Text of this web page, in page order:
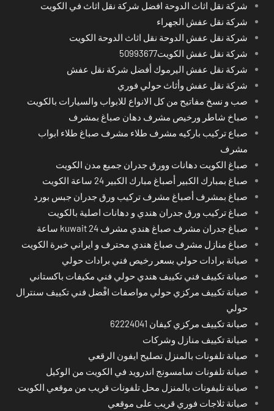
شركة نقل اثاث الدوحة افضل شركة نقل اثاث في الكويت
شركة نقل عفش الجهراء
شركة نقل عفش الدوحة نقل اثاث الدوحة الكويت
شركة نقل عفش الكويت50993677
شركة نقل عفش اليرموك أفضل شركة نقل عفش
شركة نقل عفش وأثاث حولي فوري
صب و نسخ مفاتيح من كل الانواع للابواب والسيارات بالكويت
صباخ شاطر ورخيص مشرف دهان صباغ بمشرف
صباع تركيب باركيه مشرف طلاء مشرف صباغ طلاء ابواب
مشرف
صباغ الكويت دهانات وورق جدران جميع مدن الكويت
صباغ بمبارك الكبير أصباغ مبارك الكبير 24 ساعة الكويت
صباغ بمشرف أصباغ مشرف تركيب ورق جدران جبس بورد
صباغ تركيب ورق جدران هندي و دهانات اصلية بالكويت
صباغ جدران مشرف صباغ هندي مشرف kuwait 24 ساعة
صباغ منازل مشرف صباغ هندي محترف و ايراني خبرة الكويت
صيانة برادات حولي بسعر رخيص فني برادات حولي
صيانة تكييف فني تكييف هندي حولي فني مكيفات باكستاني
صيانة تكييف مركزي حولي مواصفات افْضل فني تكييف سنترال
حولي
صيانة تكييف مركزي كيفان 62224041
صيانة تكييف منازل وشركات
صيانة تلفونات بالمنزل تصليح ايفون الرقعي
صيانة تلفونات سامسونج اندرويد في الكويت من الوكيل
صيانة تليفونات بالمنزل محل تلفونات قريب من موقعي الكويت
صيانة ثلاجات فوري قريب على موقعي